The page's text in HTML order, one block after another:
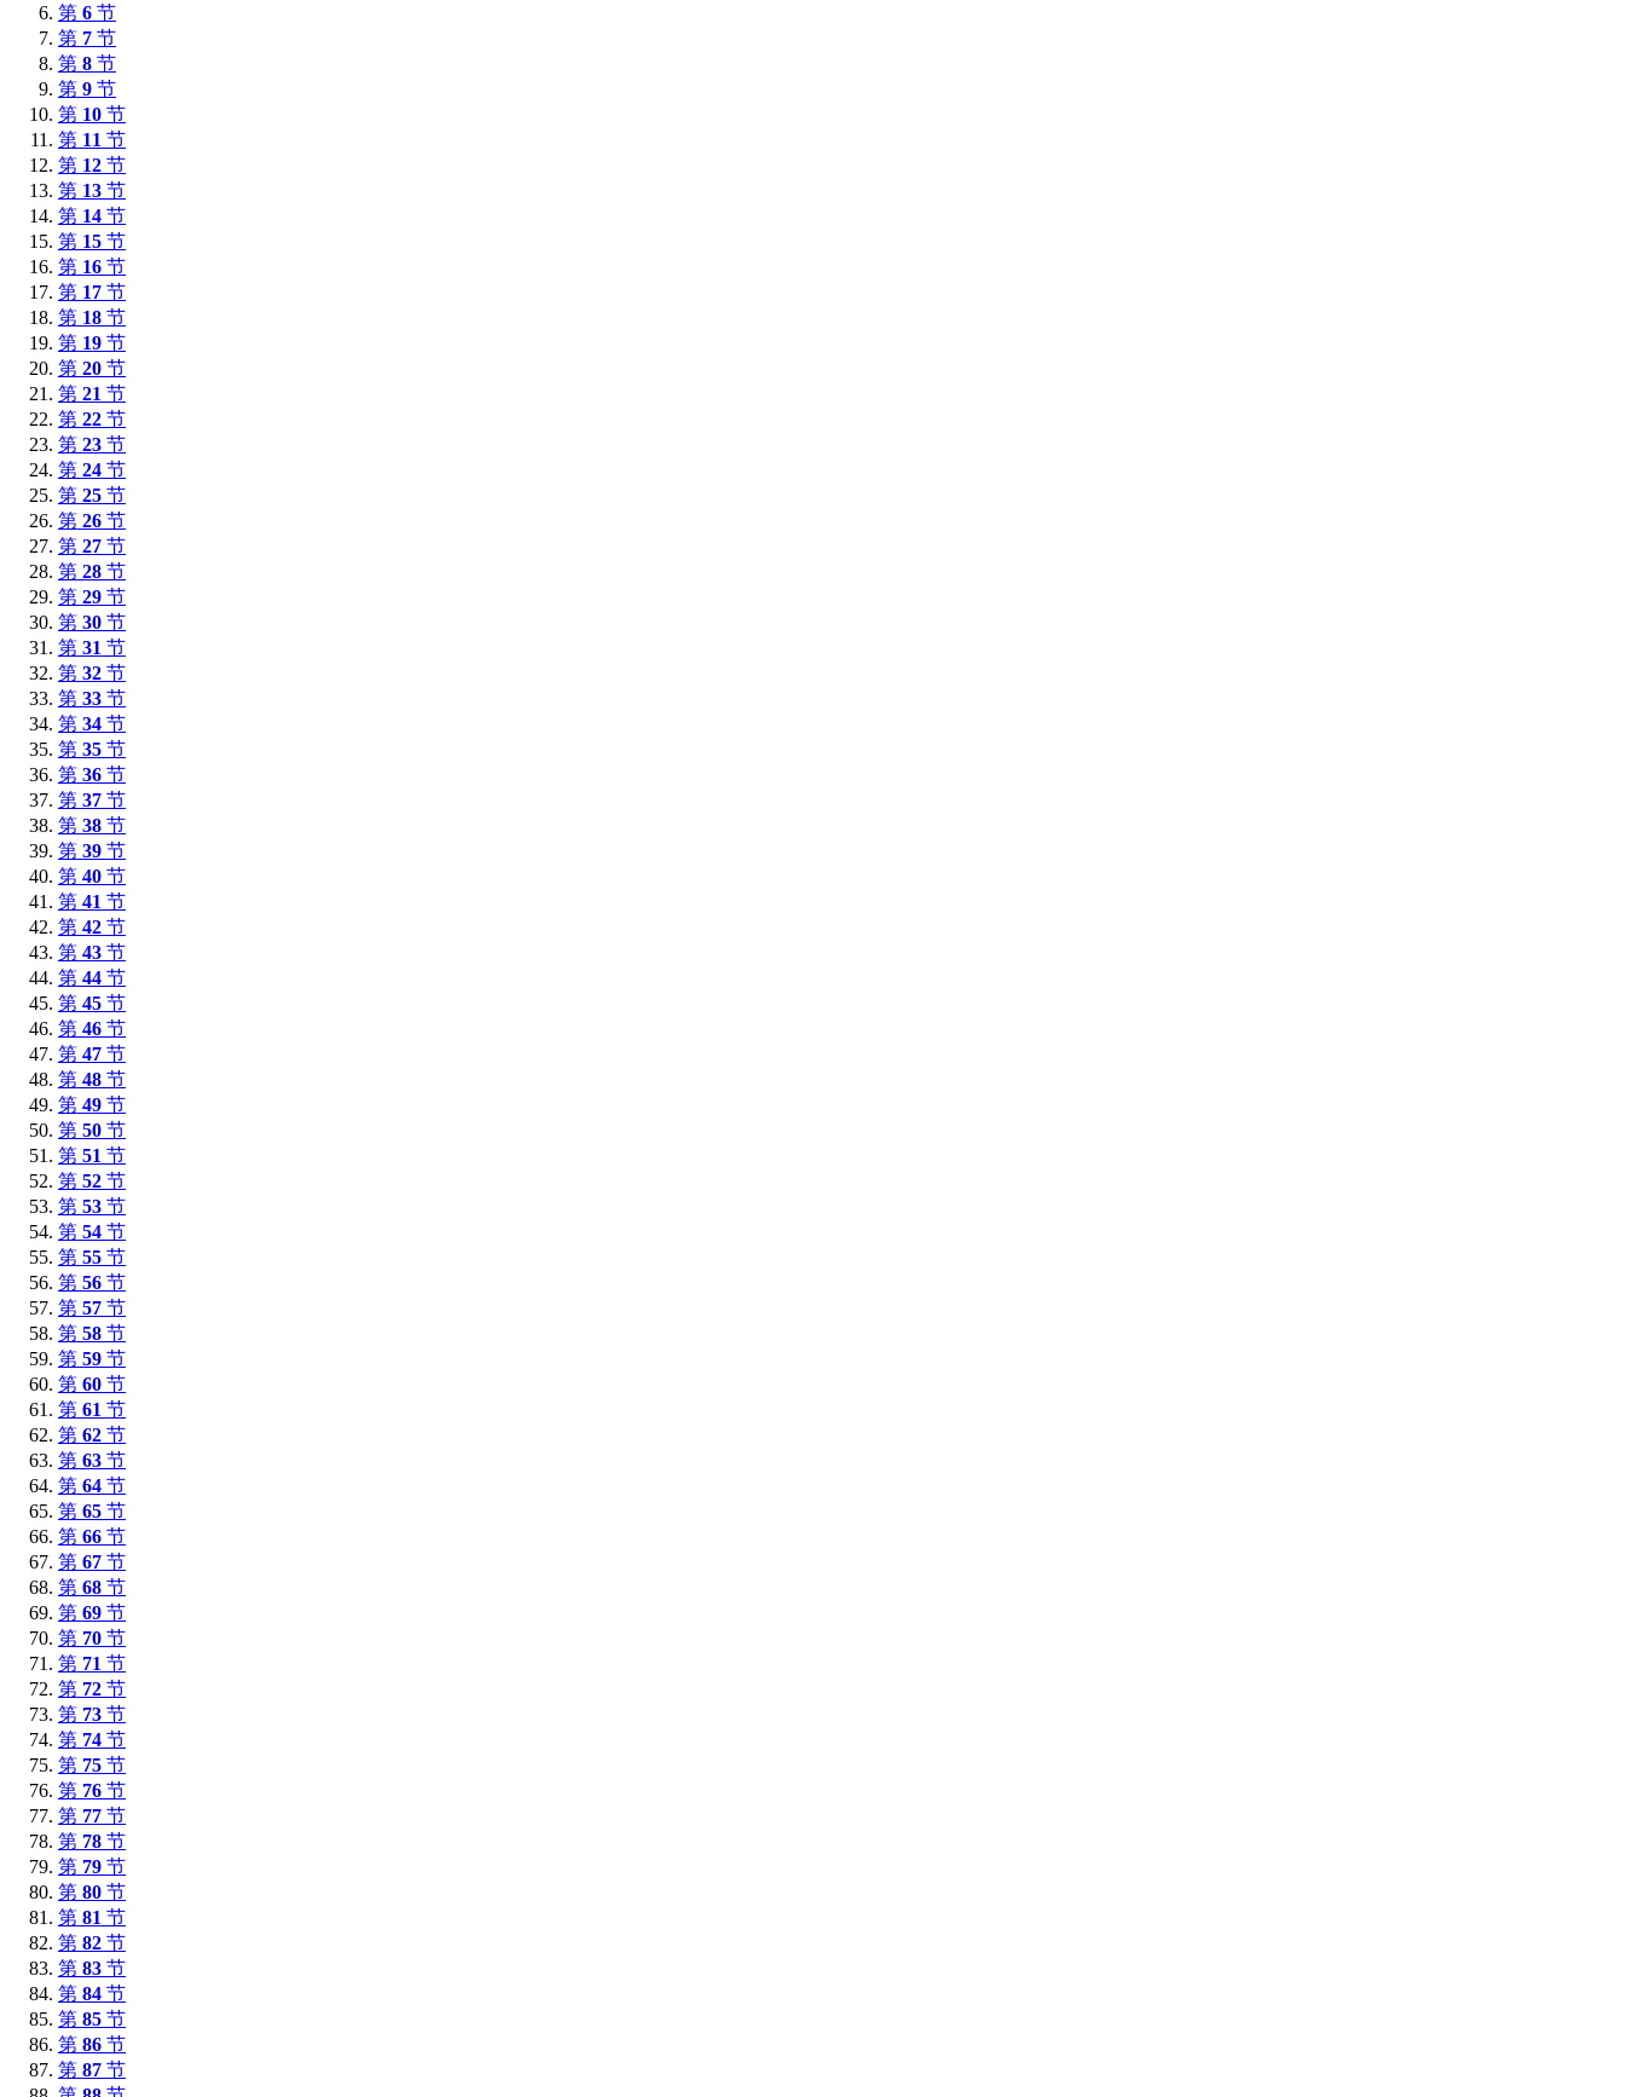
第 6 节
第 7 节
第 8 节
第 9 节
第 10 节
第 11 节
第 12 节
第 13 节
第 14 节
第 15 节
第 16 节
第 17 节
第 18 节
第 19 节
第 20 节
第 21 节
第 22 节
第 23 节
第 24 节
第 25 节
第 26 节
第 27 节
第 28 节
第 29 节
第 30 节
第 31 节
第 32 节
第 33 节
第 34 节
第 35 节
第 36 节
第 37 节
第 38 节
第 39 节
第 40 节
第 41 节
第 42 节
第 43 节
第 44 节
第 45 节
第 46 节
第 47 节
第 48 节
第 49 节
第 50 节
第 51 节
第 52 节
第 53 节
第 54 节
第 55 节
第 56 节
第 57 节
第 58 节
第 59 节
第 60 节
第 61 节
第 62 节
第 63 节
第 64 节
第 65 节
第 66 节
第 67 节
第 68 节
第 69 节
第 70 节
第 71 节
第 72 节
第 73 节
第 74 节
第 75 节
第 76 节
第 77 节
第 78 节
第 79 节
第 80 节
第 81 节
第 82 节
第 83 节
第 84 节
第 85 节
第 86 节
第 87 节